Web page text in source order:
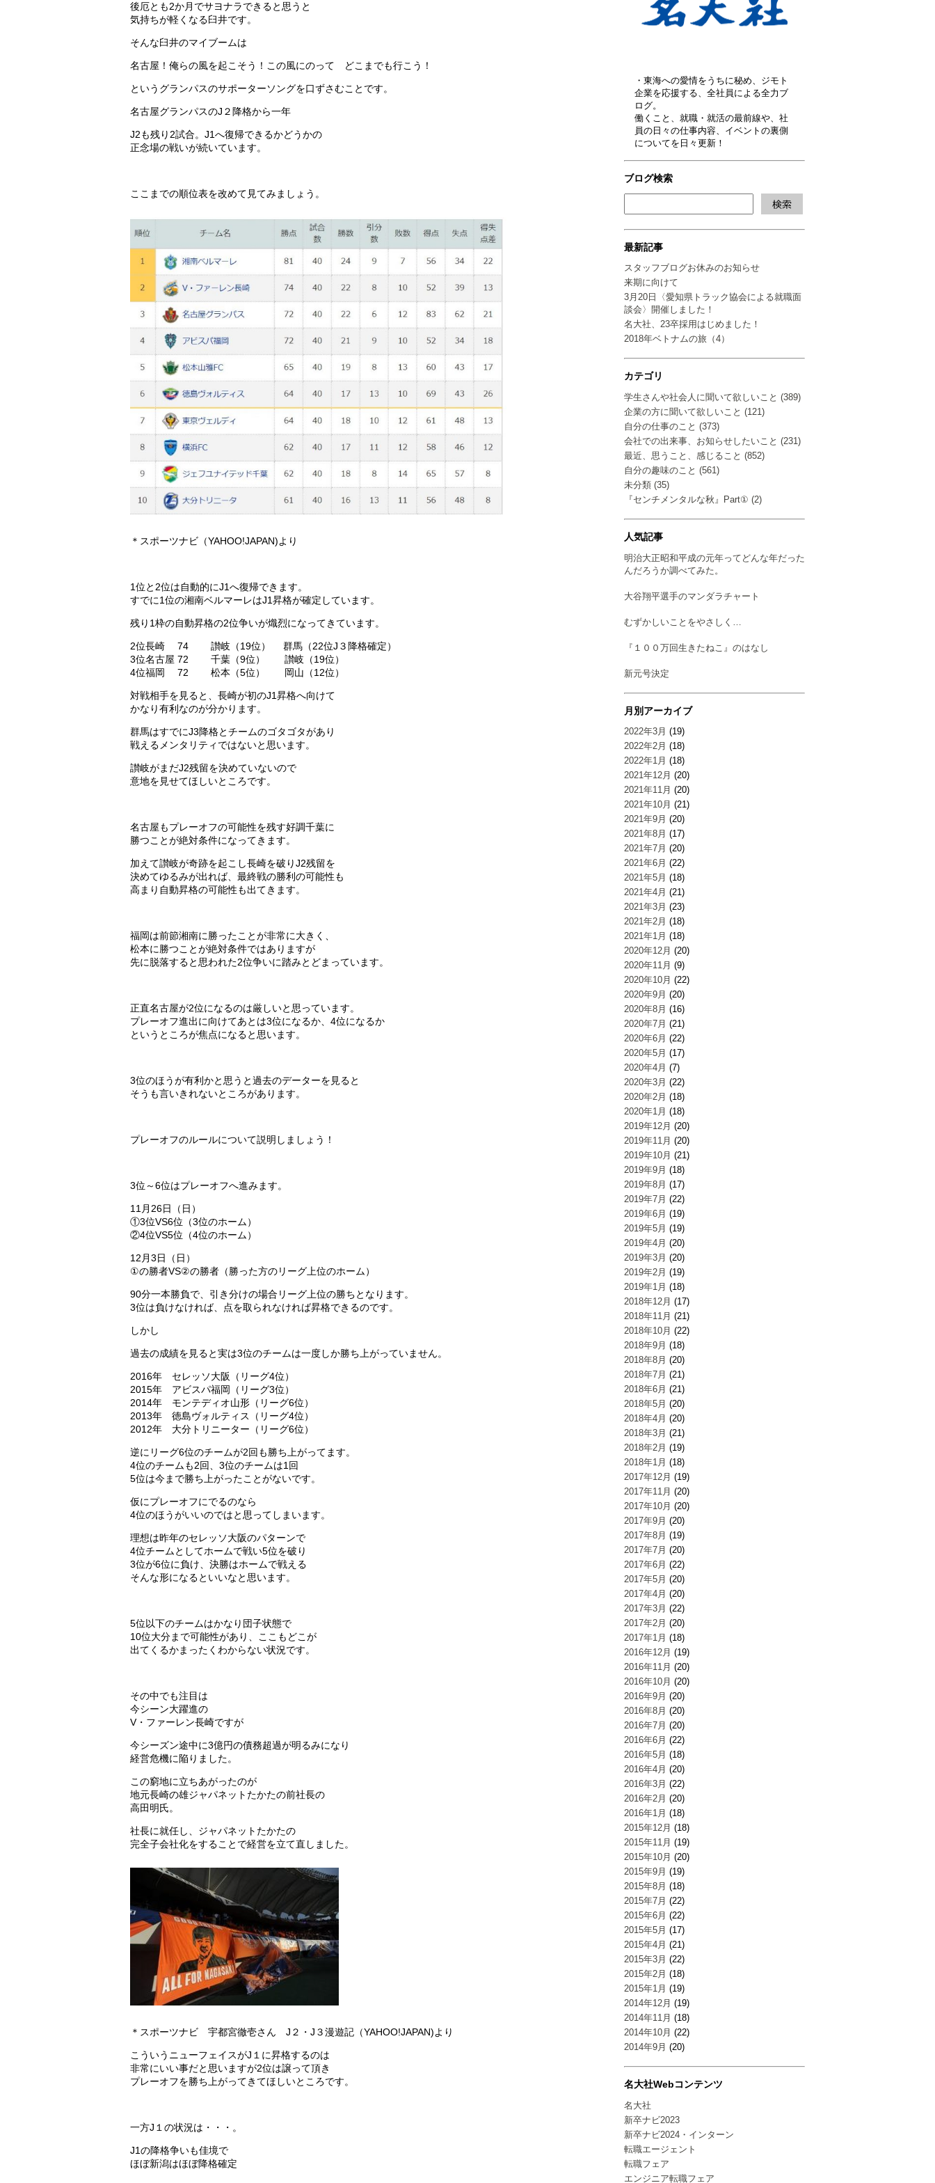
・東海への愛情をうちに秘め、ジモト
企業を応援する、全社員による全力ブ
ログ。
働くこと、就職・就活の最前線や、社
員の日々の仕事内容、イベントの裏側
についてを日々更新！
ブログ検索
最新記事
スタッフブログお休みのお知らせ
来期に向けて
3月20日〈愛知県トラック協会による就職面
談会〉開催しました！
名大社、23卒採用はじめました！
2018年ベトナムの旅（4）
カテゴリ
学生さんや社会人に聞いて欲しいこと (389)
企業の方に聞いて欲しいこと (121)
自分の仕事のこと (373)
会社での出来事、お知らせしたいこと (231)
最近、思うこと、感じること (852)
自分の趣味のこと (561)
未分類 (35)
『センチメンタルな秋』Part① (2)
人気記事
明治大正昭和平成の元年ってどんな年だった
んだろうか調べてみた。
大谷翔平選手のマンダラチャート
むずかしいことをやさしく…
『１００万回生きたねこ』のはなし
新元号決定
月別アーカイブ
2022年3月 (19)
2022年2月 (18)
2022年1月 (18)
2021年12月 (20)
2021年11月 (20)
2021年10月 (21)
2021年9月 (20)
2021年8月 (17)
2021年7月 (20)
2021年6月 (22)
2021年5月 (18)
2021年4月 (21)
2021年3月 (23)
2021年2月 (18)
2021年1月 (18)
2020年12月 (20)
2020年11月 (9)
2020年10月 (22)
2020年9月 (20)
2020年8月 (16)
2020年7月 (21)
2020年6月 (22)
2020年5月 (17)
2020年4月 (7)
2020年3月 (22)
2020年2月 (18)
2020年1月 (18)
2019年12月 (20)
2019年11月 (20)
2019年10月 (21)
2019年9月 (18)
2019年8月 (17)
2019年7月 (22)
2019年6月 (19)
2019年5月 (19)
2019年4月 (20)
2019年3月 (20)
2019年2月 (19)
2019年1月 (18)
2018年12月 (17)
2018年11月 (21)
2018年10月 (22)
2018年9月 (18)
2018年8月 (20)
2018年7月 (21)
2018年6月 (21)
2018年5月 (20)
2018年4月 (20)
2018年3月 (21)
2018年2月 (19)
2018年1月 (18)
2017年12月 (19)
2017年11月 (20)
2017年10月 (20)
2017年9月 (20)
2017年8月 (19)
2017年7月 (20)
2017年6月 (22)
2017年5月 (20)
2017年4月 (20)
2017年3月 (22)
2017年2月 (20)
2017年1月 (18)
2016年12月 (19)
2016年11月 (20)
2016年10月 (20)
2016年9月 (20)
2016年8月 (20)
2016年7月 (20)
2016年6月 (22)
2016年5月 (18)
2016年4月 (20)
2016年3月 (22)
2016年2月 (20)
2016年1月 (18)
2015年12月 (18)
2015年11月 (19)
2015年10月 (20)
2015年9月 (19)
2015年8月 (18)
2015年7月 (22)
2015年6月 (22)
2015年5月 (17)
2015年4月 (21)
2015年3月 (22)
2015年2月 (18)
2015年1月 (19)
2014年12月 (19)
2014年11月 (18)
2014年10月 (22)
2014年9月 (20)
名大社Webコンテンツ
名大社
新卒ナビ2023
新卒ナビ2024・インターン
転職エージェント
転職フェア
エンジニア転職フェア
後厄とも2か月でサヨナラできると思うと
気持ちが軽くなる臼井です。
そんな臼井のマイブームは
名古屋！俺らの風を起こそう！この風にのって どこまでも行こう！
というグランパスのサポーターソングを口ずさむことです。
名古屋グランパスのJ２降格から一年
J2も残り2試合。J1へ復帰できるかどうかの
正念場の戦いが続いています。
ここまでの順位表を改めて見てみましょう。
＊スポーツナビ（YAHOO!JAPAN)より
1位と2位は自動的にJ1へ復帰できます。
すでに1位の湘南ベルマーレはJ1昇格が確定しています。
残り1枠の自動昇格の2位争いが熾烈になってきています。
2位長崎 74 讃岐（19位） 群馬（22位J３降格確定）
3位名古屋 72 千葉（9位） 讃岐（19位）
4位福岡 72 松本（5位） 岡山（12位）
対戦相手を見ると、長崎が初のJ1昇格へ向けて
かなり有利なのが分かります。
群馬はすでにJ3降格とチームのゴタゴタがあり
戦えるメンタリティではないと思います。
讃岐がまだJ2残留を決めていないので
意地を見せてほしいところです。
名古屋もプレーオフの可能性を残す好調千葉に
勝つことが絶対条件になってきます。
加えて讃岐が奇跡を起こし長崎を破りJ2残留を
決めてゆるみが出れば、最終戦の勝利の可能性も
高まり自動昇格の可能性も出てきます。
福岡は前節湘南に勝ったことが非常に大きく、
松本に勝つことが絶対条件ではありますが
先に脱落すると思われた2位争いに踏みとどまっています。
正直名古屋が2位になるのは厳しいと思っています。
プレーオフ進出に向けてあとは3位になるか、4位になるか
というところが焦点になると思います。
3位のほうが有利かと思うと過去のデーターを見ると
そうも言いきれないところがあります。
プレーオフのルールについて説明しましょう！
3位～6位はプレーオフへ進みます。
11月26日（日）
①3位VS6位（3位のホーム）
②4位VS5位（4位のホーム）
12月3日（日）
①の勝者VS②の勝者（勝った方のリーグ上位のホーム）
90分一本勝負で、引き分けの場合リーグ上位の勝ちとなります。
3位は負けなければ、点を取られなければ昇格できるのです。
しかし
過去の成績を見ると実は3位のチームは一度しか勝ち上がっていません。
2016年 セレッソ大阪（リーグ4位）
2015年 アビスパ福岡（リーグ3位）
2014年 モンテディオ山形（リーグ6位）
2013年 徳島ヴォルティス（リーグ4位）
2012年 大分トリニーター（リーグ6位）
逆にリーグ6位のチームが2回も勝ち上がってます。
4位のチームも2回、3位のチームは1回
5位は今まで勝ち上がったことがないです。
仮にプレーオフにでるのなら
4位のほうがいいのではと思ってしまいます。
理想は昨年のセレッソ大阪のパターンで
4位チームとしてホームで戦い5位を破り
3位が6位に負け、決勝はホームで戦える
そんな形になるといいなと思います。
5位以下のチームはかなり団子状態で
10位大分まで可能性があり、ここもどこが
出てくるかまったくわからない状況です。
その中でも注目は
今シーン大躍進の
V・ファーレン長崎ですが
今シーズン途中に3億円の債務超過が明るみになり
経営危機に陥りました。
この窮地に立ちあがったのが
地元長崎の雄ジャパネットたかたの前社長の
高田明氏。
社長に就任し、ジャパネットたかたの
完全子会社化をすることで経営を立て直しました。
＊スポーツナビ 宇都宮徹壱さん J２・J３漫遊記（YAHOO!JAPAN)より
こういうニューフェイスがJ１に昇格するのは
非常にいい事だと思いますが2位は譲って頂き
プレーオフを勝ち上がってきてほしいところです。
一方J１の状況は・・・。
J1の降格争いも佳境で
ほぼ新潟はほぼ降格確定